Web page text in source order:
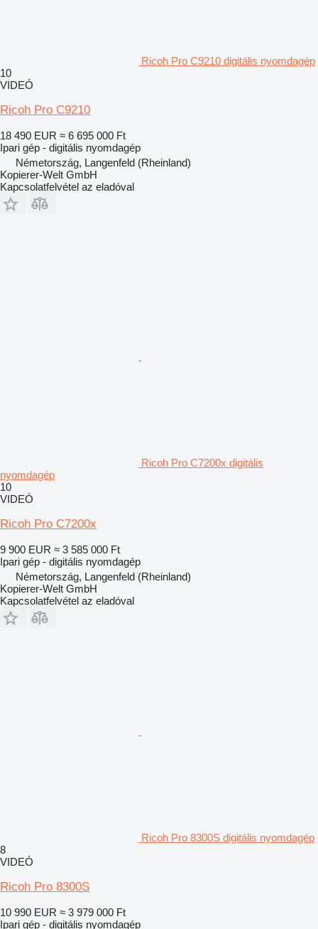
Ricoh Pro C9210 digitális nyomdagép
10
VIDEÓ
Ricoh Pro C9210
18 490 EUR ≈ 6 695 000 Ft
Ipari gép - digitális nyomdagép
Németország, Langenfeld (Rheinland)
Kopierer-Welt GmbH
Kapcsolatfelvétel az eladóval
Ricoh Pro C7200x digitális
nyomdagép
10
VIDEÓ
Ricoh Pro C7200x
9 900 EUR ≈ 3 585 000 Ft
Ipari gép - digitális nyomdagép
Németország, Langenfeld (Rheinland)
Kopierer-Welt GmbH
Kapcsolatfelvétel az eladóval
Ricoh Pro 8300S digitális nyomdagép
8
VIDEÓ
Ricoh Pro 8300S
10 990 EUR ≈ 3 979 000 Ft
Ipari gép - digitális nyomdagép